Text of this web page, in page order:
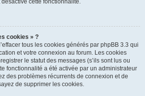
cette fonctionnalité.
cookies » ?
tous les cookies générés par phpBB 3.3 qui
et votre connexion au forum. Les cookies
le statut des messages (s’ils sont lus ou
fonctionnalité a été activée par un administrateur
des problèmes récurrents de connexion et de
de supprimer les cookies.